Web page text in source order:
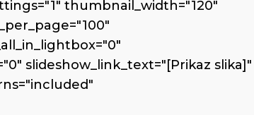
thumbnail_width="120"
slideshow_link_text="[Prikaz slika]"